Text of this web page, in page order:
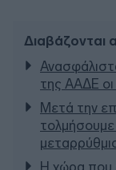
Διαβάζονται
της ΑΑΔΕ οι
Μετά την
Η χώρα που